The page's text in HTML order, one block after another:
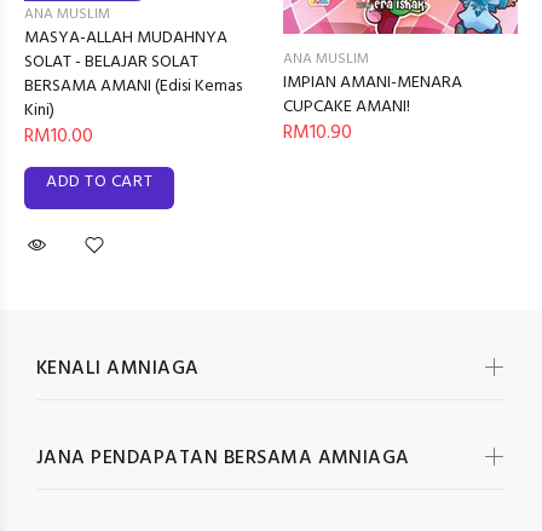
ANA MUSLIM
MASYA-ALLAH MUDAHNYA
SOLAT - BELAJAR SOLAT
BERSAMA AMANI (Edisi Kemas
Kini)
RM10.00
ADD TO CART
ANA MUSLIM
IMPIAN AMANI-MENARA
CUPCAKE AMANI!
RM10.90
KENALI AMNIAGA
JANA PENDAPATAN BERSAMA AMNIAGA